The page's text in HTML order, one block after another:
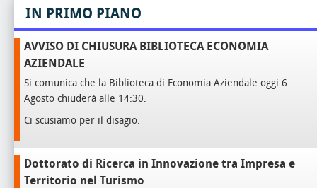
IN PRIMO PIANO
AVVISO DI CHIUSURA BIBLIOTECA ECONOMIA
AZIENDALE
Si comunica che la Biblioteca di Economia Aziendale oggi 6
Agosto chiuderà alle 14:30.
Ci scusiamo per il disagio.
Dottorato di Ricerca in Innovazione tra Impresa e
Territorio nel Turismo